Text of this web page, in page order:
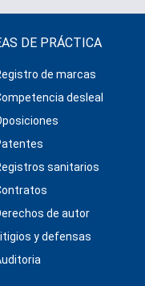
DE PRÁCTICA
de marcas
desleal
sanitarios
de autor
y defensas